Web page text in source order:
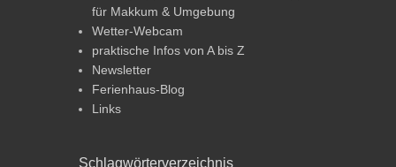
für Makkum & Umgebung
Wetter-Webcam
praktische Infos von A bis Z
Newsletter
Ferienhaus-Blog
Links
Schlagwörterverzeichnis